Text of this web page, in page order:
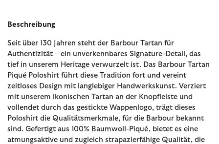
Beschreibung
Seit über 130 Jahren steht der Barbour Tartan für
Authentizität – ein unverkennbares Signature-Detail, das
tief in unserem Heritage verwurzelt ist. Das Barbour Tartan
Piqué Poloshirt führt diese Tradition fort und vereint
zeitloses Design mit langlebiger Handwerkskunst. Verziert
mit unserem ikonischen Tartan an der Knopfleiste und
vollendet durch das gestickte Wappenlogo, trägt dieses
Poloshirt die Qualitätsmerkmale, für die Barbour bekannt
sind. Gefertigt aus 100% Baumwoll-Piqué, bietet es eine
atmungsaktive und zugleich strapazierfähige Qualität, die